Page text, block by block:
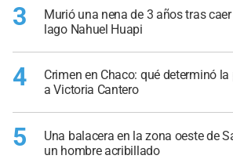
3
Murió una nena de 3 años tras
lago Nahuel Huapi
4
Crimen en Chaco: qué determinó
a Victoria Cantero
5
Una balacera en la zona oeste de
un hombre acribillado